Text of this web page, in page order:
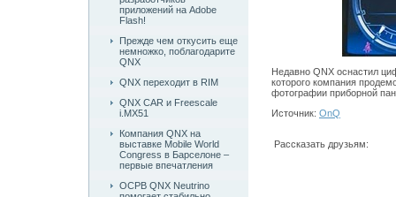
приложений на Adobe
Flash!
Прежде чем откусить еще
немножко, поблагодарите
QNX
QNX переходит в RIM
QNX CAR и Freescale
i.MX51
Компания QNX на
выставке Mobile World
Congress в Барселоне –
первые впечатления
ОСРВ QNX Neutrino
Недавно QNX оснастил
которого компания
фотографии приборной
Источник: OnQ
Рассказать друзьям: